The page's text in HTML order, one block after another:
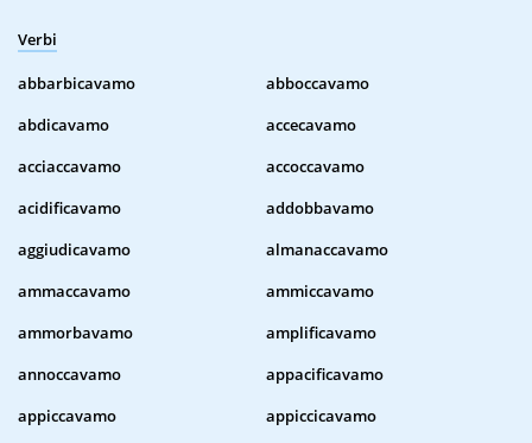
Verbi
abbarbicavamo
abboccavamo
abdicavamo
accecavamo
acciaccavamo
accoccavamo
acidificavamo
addobbavamo
aggiudicavamo
almanaccavamo
ammaccavamo
ammiccavamo
ammorbavamo
amplificavamo
annoccavamo
appacificavamo
appiccavamo
appiccicavamo